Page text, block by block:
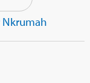
Nkrumah